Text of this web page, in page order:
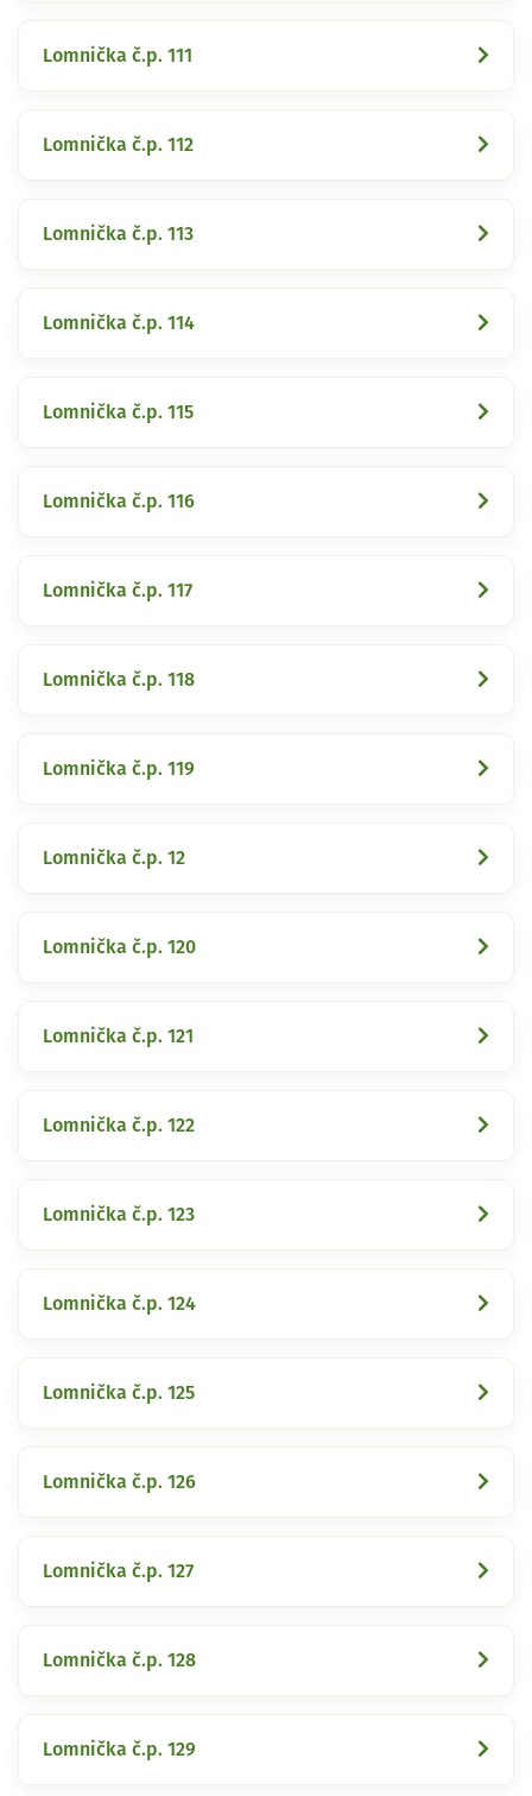
Lomnička č.p. 111
Lomnička č.p. 112
Lomnička č.p. 113
Lomnička č.p. 114
Lomnička č.p. 115
Lomnička č.p. 116
Lomnička č.p. 117
Lomnička č.p. 118
Lomnička č.p. 119
Lomnička č.p. 12
Lomnička č.p. 120
Lomnička č.p. 121
Lomnička č.p. 122
Lomnička č.p. 123
Lomnička č.p. 124
Lomnička č.p. 125
Lomnička č.p. 126
Lomnička č.p. 127
Lomnička č.p. 128
Lomnička č.p. 129